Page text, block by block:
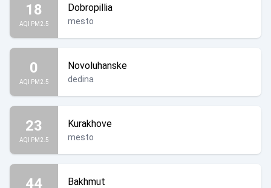
18
AQI PM2.5
Dobropillia
mesto
0
AQI PM2.5
Novoluhanske
dedina
23
AQI PM2.5
Kurakhove
mesto
44 Bakhmut